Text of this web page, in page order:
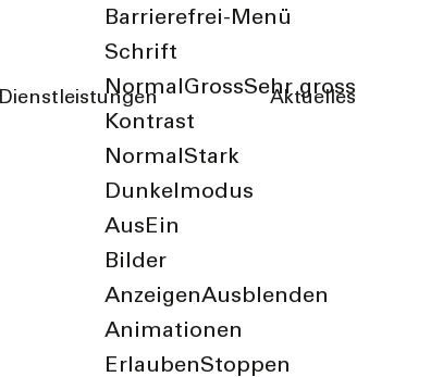
Barrierefrei-Menü
Schrift
Normal GrossSehr gross
Kontrast
Normal Stark
Dunkelmodus
Aus Ein
Bilder
AnzeigenAusblenden
Animationen
ErlaubenStoppen
Dienstleistungen Aktuelles